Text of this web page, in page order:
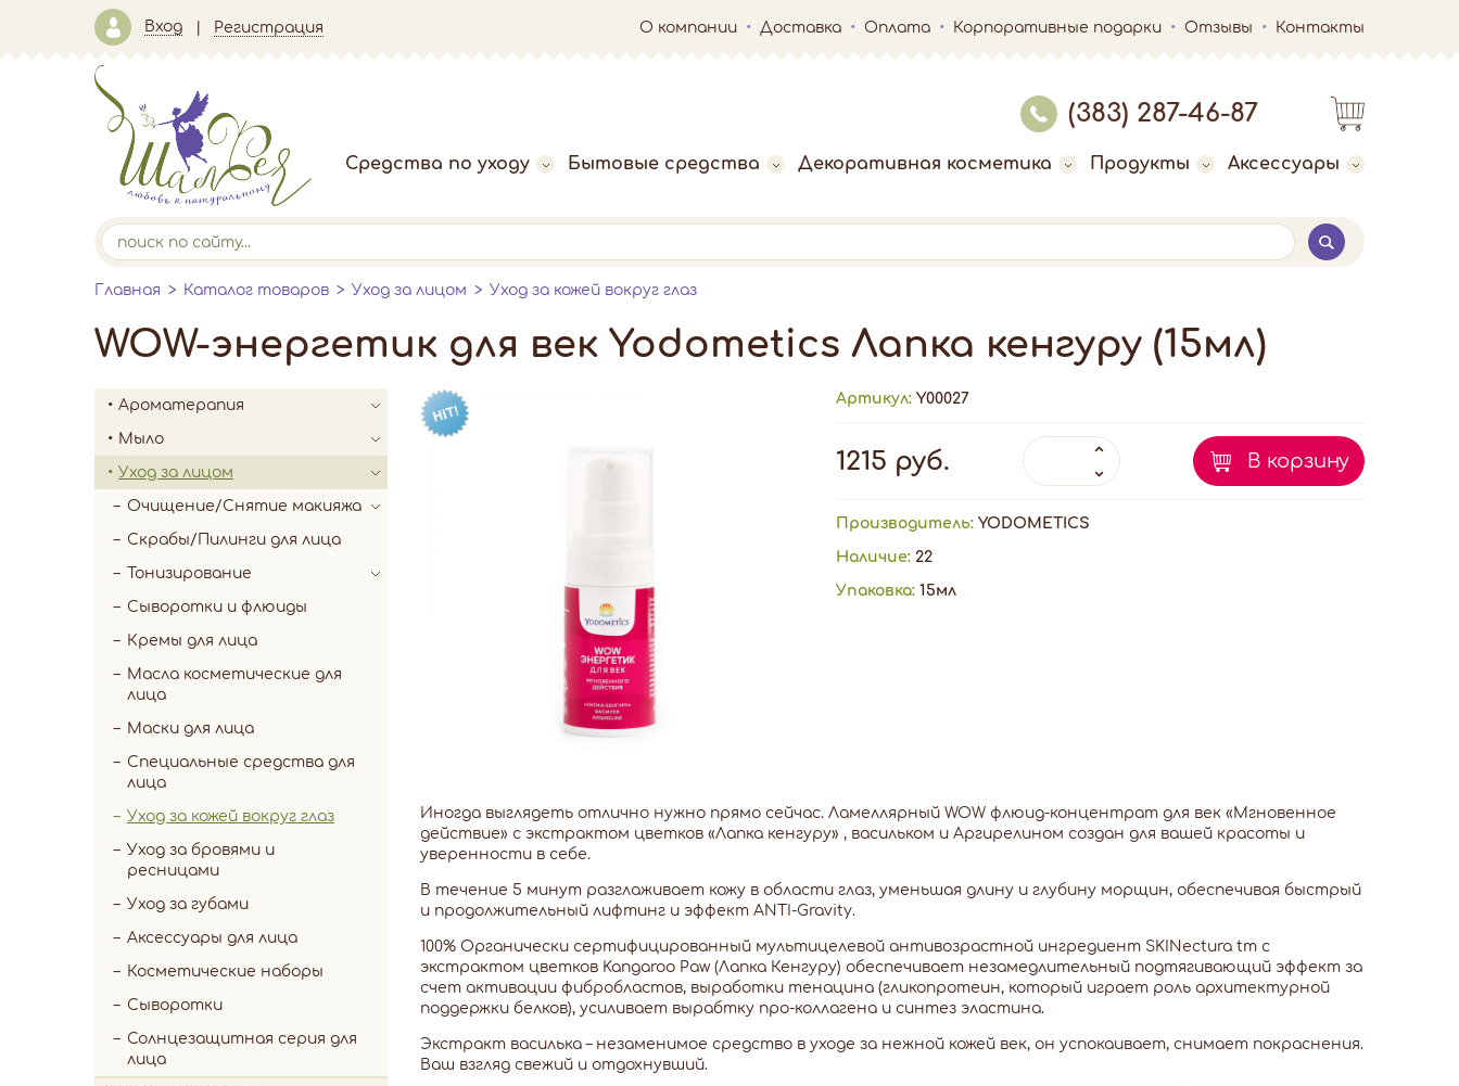
Вход Регистрация О компании Доставка Оплата Корпоративные подарки Отзывы Контакты
(383) 287-46-87
Средства по уходу Бытовые средства Декоративная косметика Продукты Аксессуары
Главная Каталог товаров Уход за лицом Уход за кожей вокруг глаз
WOW-энергетик для век Yodometics Лапка кенгуру (15мл)
Ароматерапия
Мыло
Уход за лицом
Очищение/Снятие макияжа
Скрабы/Пилинги для лица
Тонизирование
Сыворотки и флюиды
Кремы для лица
Масла косметические для
лица
Маски для лица
Специальные средства для
лица
Уход за кожей вокруг глаз
Уход за бровями и
ресницами
Уход за губами
Аксессуары для лица
Косметические наборы
Сыворотки
Солнцезащитная серия для
лица
Артикул:Y00027
1215 руб. В корзину
Производитель: YODOMETICS
Наличие:22
Упаковка:15мл
Иногда выглядеть отлично нужно прямо сейчас. Ламеллярный WOW флюид-концентрат для век «Мгновенное
действие» с экстрактом цветков «Лапка кенгуру» , васильком и Аргирелином создан для вашей красоты и
уверенности в себе.
В течение 5 минут разглаживает кожу в области глаз, уменьшая длину и глубину морщин, обеспечивая быстрый
и продолжительный лифтинг и эффект ANTI-Gravity.
100% Органически сертифицированный мультицелевой антивозрастной ингредиент SKINectura tm с
экстрактом цветков Kangaroo Paw (Лапка Кенгуру) обеспечивает незамедлительный подтягивающий эффект за
счет активации фибробластов, выработки тенацина (гликопротеин, который играет роль архитектурной
поддержки белков), усиливает вырабтку про-коллагена и синтез эластина.
Экстракт василька – незаменимое средство в уходе за нежной кожей век, он успокаивает, снимает покраснения.
Ваш взгляд свежий и отдохнувший.